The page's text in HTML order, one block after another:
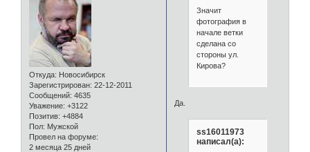
Откуда: Новосибирск
Зарегистрирован: 22-12-2011
Сообщений: 4635
Уважение: +3122
Позитив: +4884
Пол: Мужской
Провел на форуме:
2 месяца 25 дней
Значит
фотография в
начале ветки
сделана со
стороны ул.
Кирова?
Да.
ss16011973
написал(а):